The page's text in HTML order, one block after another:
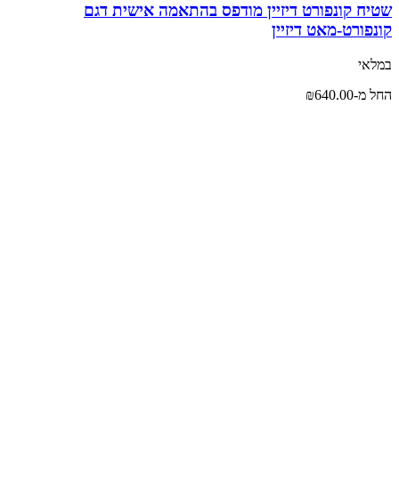
שטיח קונפורט דיזיין מודפס בהתאמה אישית דגם
קונפורט-מאט דיזיין
במלאי
החל מ-
₪640.00